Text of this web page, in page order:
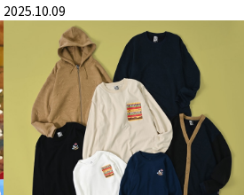
2025.10.09